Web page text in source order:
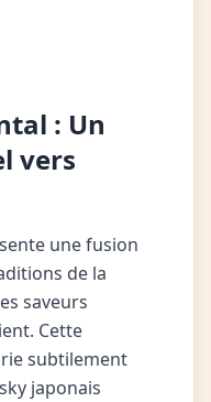
: Un
vers
une fusion
de la
saveurs
Cette
subtilement
japonais